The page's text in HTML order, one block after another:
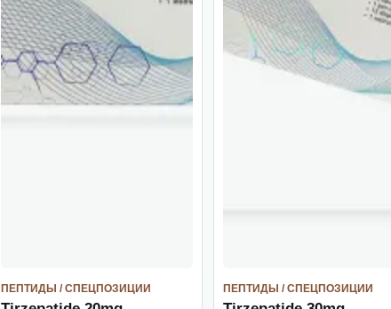
ПЕПТИДЫ / СПЕЦПОЗИЦИИ ПЕПТИДЫ / СПЕЦПОЗИЦИИ